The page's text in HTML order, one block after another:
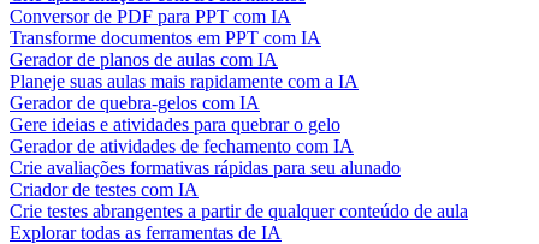
Conversor de PDF para PPT com IA
Transforme documentos em PPT com IA
Gerador de planos de aulas com IA
Planeje suas aulas mais rapidamente com a IA
Gerador de quebra-gelos com IA
Gere ideias e atividades para quebrar o gelo
Gerador de atividades de fechamento com IA
Crie avaliações formativas rápidas para seu alunado
Criador de testes com IA
Crie testes abrangentes a partir de qualquer conteúdo de aula
Explorar todas as ferramentas de IA